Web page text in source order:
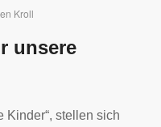
Kroll
unsere
Kinder“, stellen sich